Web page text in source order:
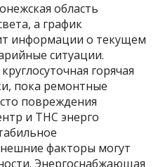
область
а график
информации о текущем
ситуации.
горячая
пока ремонтные
повреждения
и ТНС энерго
факторы могут
Энергоснабжающая